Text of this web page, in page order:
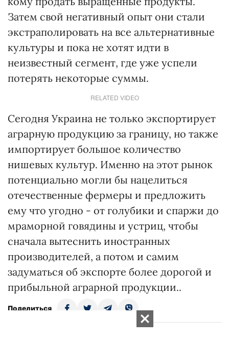
Затем свой негативный опыт они стали
экстраполировать на все альтернативные
культуры и пока не хотят идти в
неизвестный сегмент, где уже успели
потерять некоторые суммы.
RELATED VIDEO
Сегодня Украина не только экспортирует
аграрную продукцию за границу, но также
импортирует большое количество
нишевых культур. Именно на этот рынок
потенциально могли бы нацелиться
отечественные фермеры и предложить
ему что угодно - от голубики и спаржи до
мраморной говядины и устриц, чтобы
сначала вытеснить иностранных
производителей, а потом и самим
задуматься об экспорте более дорогой и
прибыльной аграрной продукции..
Поделиться